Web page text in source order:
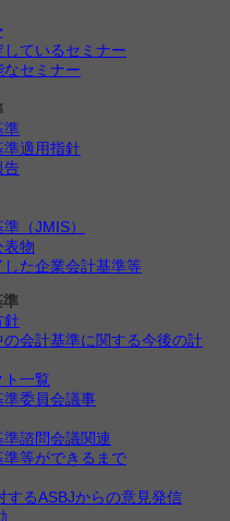
しているセミナー
なセミナー
準
準適用指針
告
（JMIS）
表物
した企業会計基準等
準
針
の会計基準に関する今後の計
ト一覧
準委員会議事
諮問会議関連
準等ができるまで
するASBJからの意見発信